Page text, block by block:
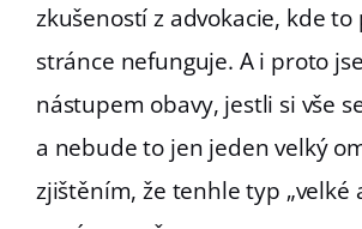
zkušeností z advokacie, kde to
stránce nefunguje. A i proto
nástupem obavy, jestli si vše
a nebude to jen jeden velký
zjištěním, že tenhle typ „velké